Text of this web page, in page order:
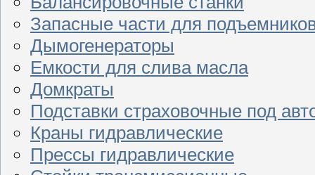
Запасные части для
Дымогенераторы
Емкости для слива масла
Домкраты
Подставки страховочные под
Краны гидравлические
Прессы гидравлические